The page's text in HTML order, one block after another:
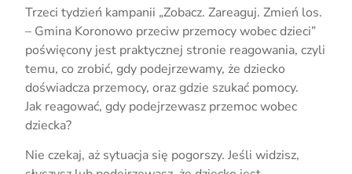
Trzeci tydzień kampanii „Zobacz. Zareaguj. Zmień los.
– Gmina Koronowo przeciw przemocy wobec dzieci”
poświęcony jest praktycznej stronie reagowania, czyli
temu, co zrobić, gdy podejrzewamy, że dziecko
doświadcza przemocy, oraz gdzie szukać pomocy.
Jak reagować, gdy podejrzewasz przemoc wobec
dziecka?
Nie czekaj, aż sytuacja się pogorszy. Jeśli widzisz,